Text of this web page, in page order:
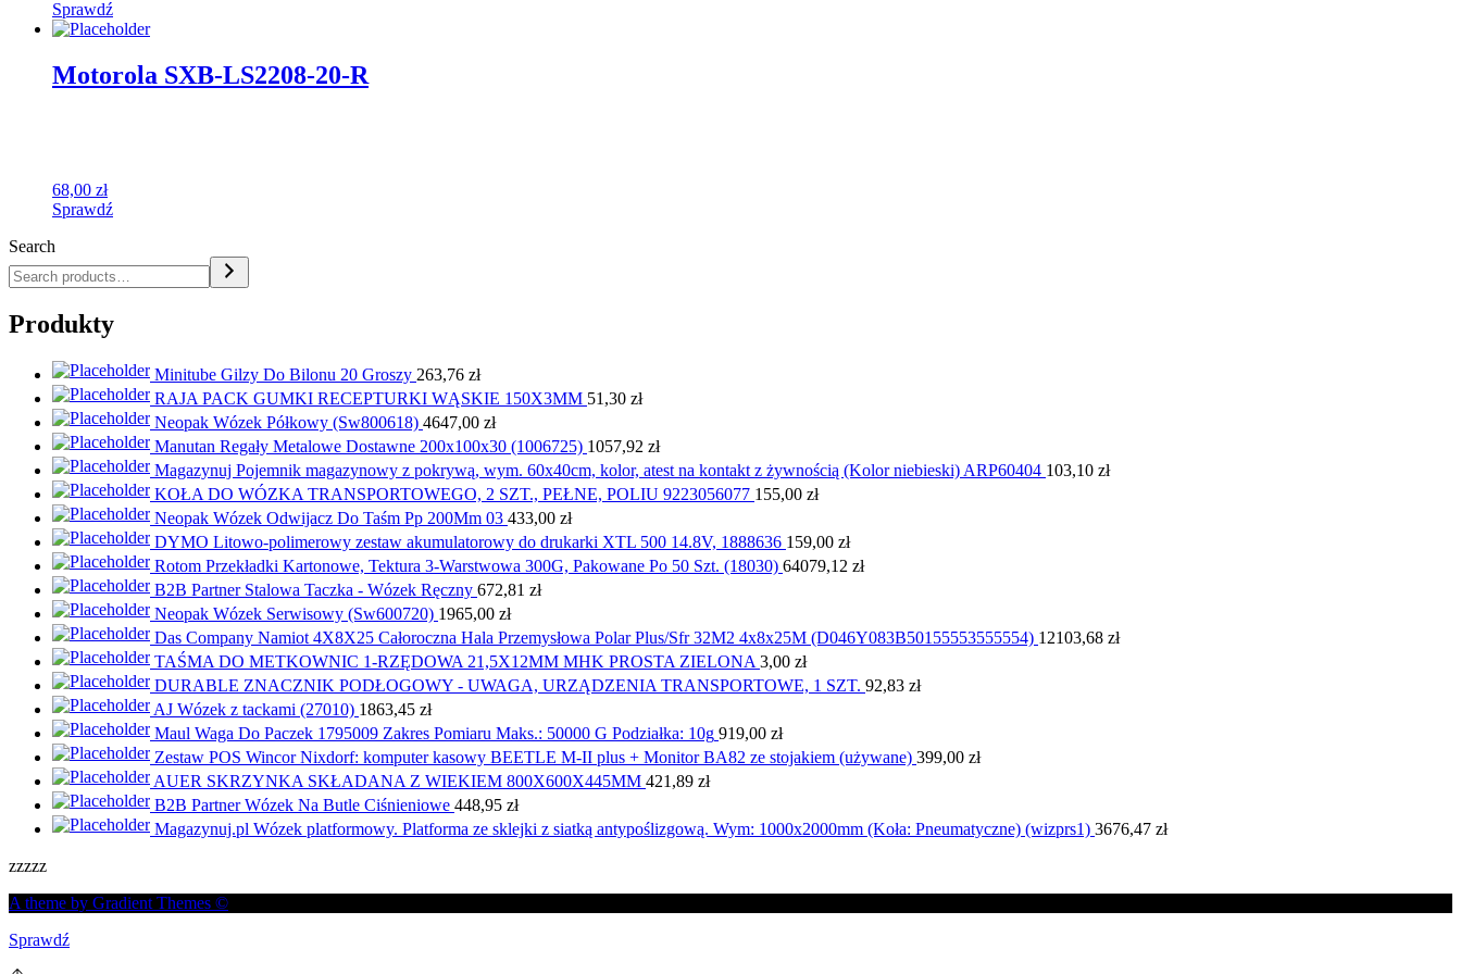
Sprawdź
Motorola SXB-LS2208-20-R
68,00 zł
Sprawdź
Search
Produkty
Minitube Gilzy Do Bilonu 20 Groszy 263,76 zł
RAJA PACK GUMKI RECEPTURKI WĄSKIE 150X3MM 51,30 zł
Neopak Wózek Półkowy (Sw800618) 4647,00 zł
Manutan Regały Metalowe Dostawne 200x100x30 (1006725) 1057,92 zł
Magazynuj Pojemnik magazynowy z pokrywą, wym. 60x40cm, kolor, atest na kontakt z żywnością (Kolor niebieski) ARP60404 103,10 zł
KOŁA DO WÓZKA TRANSPORTOWEGO, 2 SZT., PEŁNE, POLIU 9223056077 155,00 zł
Neopak Wózek Odwijacz Do Taśm Pp 200Mm 03 433,00 zł
DYMO Litowo-polimerowy zestaw akumulatorowy do drukarki XTL 500 14.8V, 1888636 159,00 zł
Rotom Przekładki Kartonowe, Tektura 3-Warstwowa 300G, Pakowane Po 50 Szt. (18030) 64079,12 zł
B2B Partner Stalowa Taczka - Wózek Ręczny 672,81 zł
Neopak Wózek Serwisowy (Sw600720) 1965,00 zł
Das Company Namiot 4X8X25 Całoroczna Hala Przemysłowa Polar Plus/Sfr 32M2 4x8x25M (D046Y083B50155553555554) 12103,68 zł
TAŚMA DO METKOWNIC 1-RZĘDOWA 21,5X12MM MHK PROSTA ZIELONA 3,00 zł
DURABLE ZNACZNIK PODŁOGOWY - UWAGA, URZĄDZENIA TRANSPORTOWE, 1 SZT. 92,83 zł
AJ Wózek z tackami (27010) 1863,45 zł
Maul Waga Do Paczek 1795009 Zakres Pomiaru Maks.: 50000 G Podziałka: 10g 919,00 zł
Zestaw POS Wincor Nixdorf: komputer kasowy BEETLE M-II plus + Monitor BA82 ze stojakiem (używane) 399,00 zł
AUER SKRZYNKA SKŁADANA Z WIEKIEM 800X600X445MM 421,89 zł
B2B Partner Wózek Na Butle Ciśnieniowe 448,95 zł
Magazynuj.pl Wózek platformowy. Platforma ze sklejki z siatką antypoślizgową. Wym: 1000x2000mm (Koła: Pneumatyczne) (wizprs1) 3676,47 zł
zzzzz
A theme by Gradient Themes ©
Sprawdź